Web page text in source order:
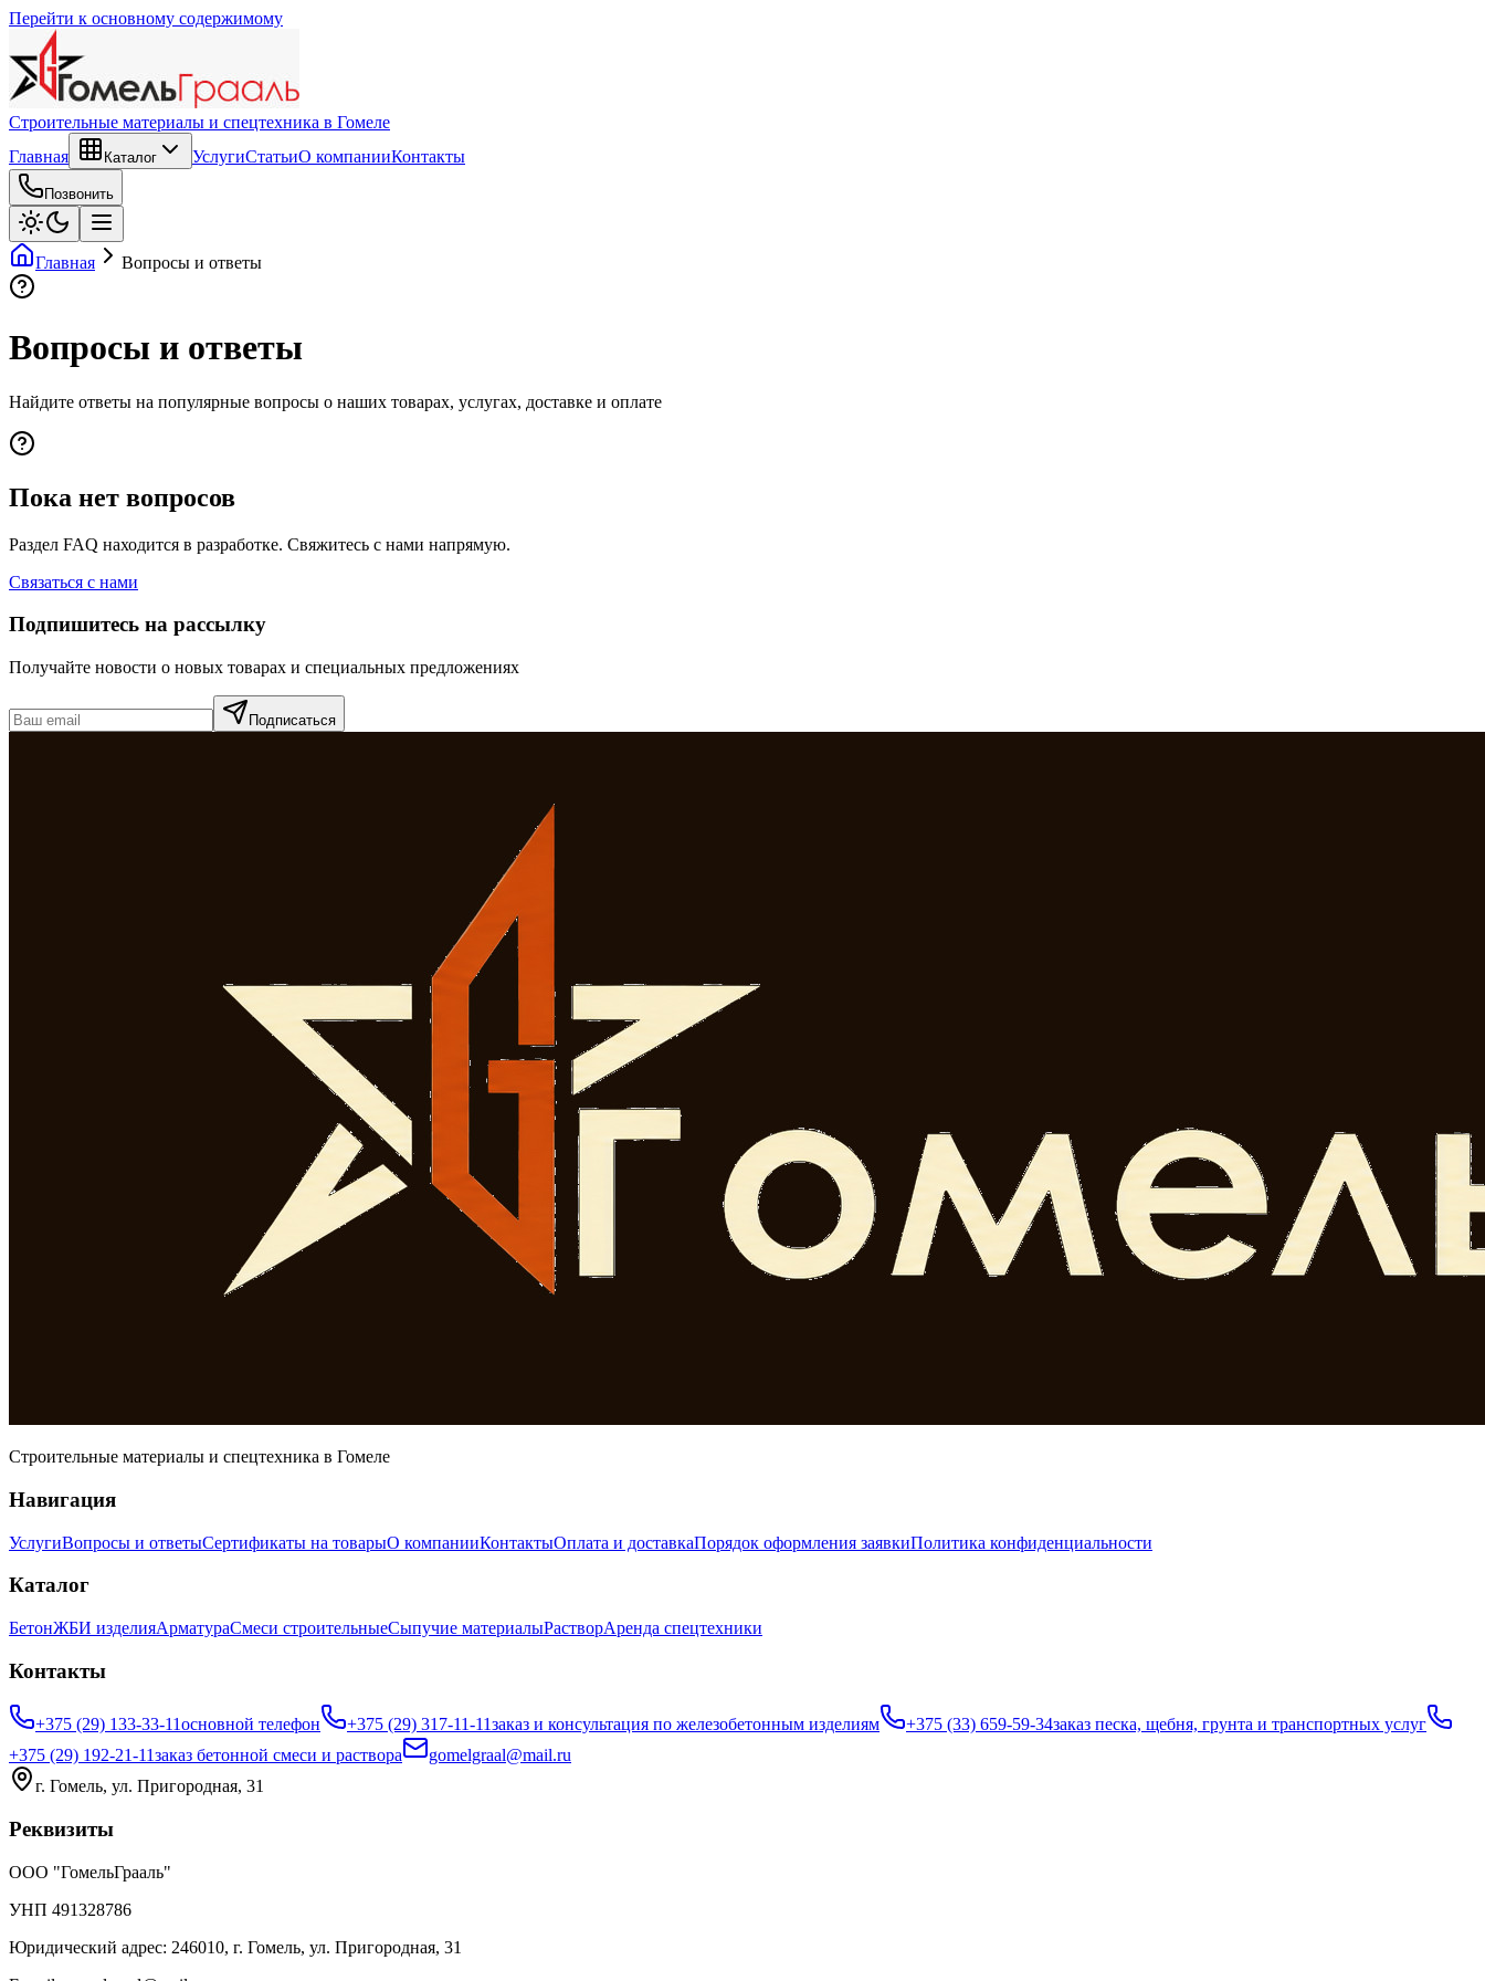
Перейти к основному содержимому
Строительные материалы и спецтехника в Гомеле
Главная
Каталог УслугиСтатьиО компанииКонтакты
Позвонить
Главная Вопросы и ответы
Вопросы и ответы
Найдите ответы на популярные вопросы о наших товарах, услугах, доставке и оплате
Пока нет вопросов
Раздел FAQ находится в разработке. Свяжитесь с нами напрямую.
Связаться с нами
Подпишитесь на рассылку
Получайте новости о новых товарах и специальных предложениях
Подписаться
Строительные материалы и спецтехника в Гомеле
Навигация
УслугиВопросы и ответыСертификаты на товарыО компанииКонтактыОплата и доставкаПорядок оформления заявкиПолитика конфиденциальности
Каталог
БетонЖБИ изделияАрматураСмеси строительныеСыпучие материалыРастворАренда спецтехники
Контакты
+375 (29) 133-33-11основной телефон +375 (29) 317-11-11заказ и консультация по железобетонным изделиям +375 (33) 659-59-34заказ песка, щебня, грунта и транспортных услуг
+375 (29) 192-21-11заказ бетонной смеси и раствора
gomelgraal@mail.ru
г. Гомель, ул. Пригородная, 31
Реквизиты
ООО "ГомельГрааль"
УНП 491328786
Юридический адрес: 246010, г. Гомель, ул. Пригородная, 31